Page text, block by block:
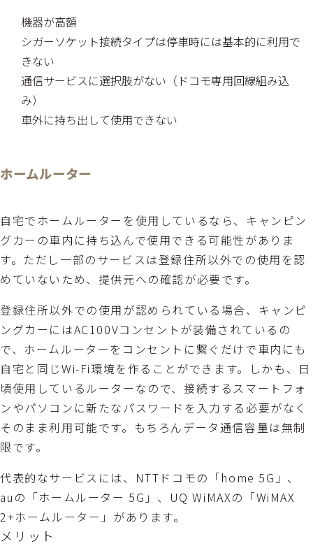
機器が高額
シガーソケット接続タイプは停車時には基本的に利用で
きない
通信サービスに選択肢がない（ドコモ専用回線組み込
み）
車外に持ち出して使用できない
ホームルーター
自宅でホームルーターを使用しているなら、キャンピン
グカーの車内に持ち込んで使用できる可能性がありま
す。ただし一部のサービスは登録住所以外での使用を認
めていないため、提供元への確認が必要です。
登録住所以外での使用が認められている場合、キャンピ
ングカーにはAC100Vコンセントが装備されているの
で、ホームルーターをコンセントに繋ぐだけで車内にも
自宅と同じWi-Fi環境を作ることができます。しかも、日
頃使用しているルーターなので、接続するスマートフォ
ンやパソコンに新たなパスワードを入力する必要がなく
そのまま利用可能です。もちろんデータ通信容量は無制
限です。
代表的なサービスには、NTTドコモの「home 5G」、
auの「ホームルーター 5G」、UQ WiMAXの「WiMAX
2+ホームルーター」があります。
メリット